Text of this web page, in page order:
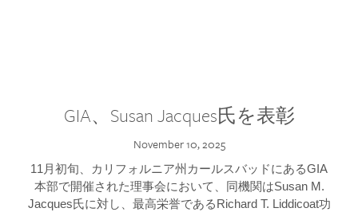
GIA、Susan Jacques氏を表彰
November 10, 2025
11月初旬、カリフォルニア州カールスバッドにあるGIA
本部で開催された理事会において、同機関はSusan M.
Jacques氏に対し、最高栄誉であるRichard T. Liddicoat功